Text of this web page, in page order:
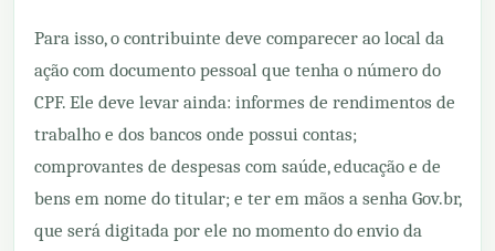
Para isso, o contribuinte deve comparecer ao local da
ação com documento pessoal que tenha o número do
CPF. Ele deve levar ainda: informes de rendimentos de
trabalho e dos bancos onde possui contas;
comprovantes de despesas com saúde, educação e de
bens em nome do titular; e ter em mãos a senha Gov.br,
que será digitada por ele no momento do envio da